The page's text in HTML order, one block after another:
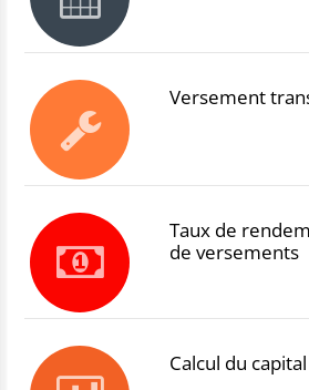
Versement
Taux de
de versements
Calcul du